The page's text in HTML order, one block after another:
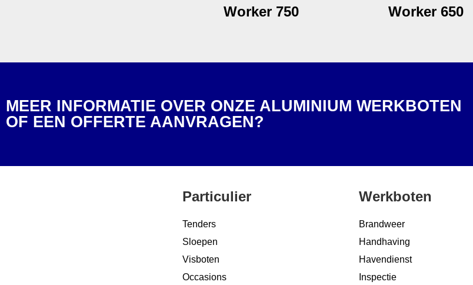
Worker 750 Worker 650
MEER INFORMATIE OVER ONZE ALUMINIUM WERKBOTEN
OF EEN OFFERTE AANVRAGEN?
Particulier
Tenders
Sloepen
Visboten
Occasions
Werkboten
Brandweer
Handhaving
Havendienst
Inspectie